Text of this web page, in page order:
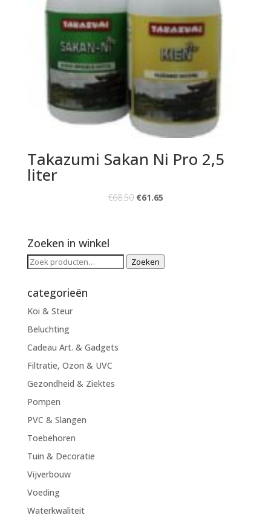
Takazumi Sakan Ni Pro 2,5
liter
€68.50 €61.65
Zoeken in winkel
Zoeken
Zoeken
categorieën
Koi & Steur
Beluchting
Cadeau Art. & Gadgets
Filtratie, Ozon & UVC
Gezondheid & Ziektes
Pompen
PVC & Slangen
Toebehoren
Tuin & Decoratie
Vijverbouw
Voeding
Waterkwaliteit